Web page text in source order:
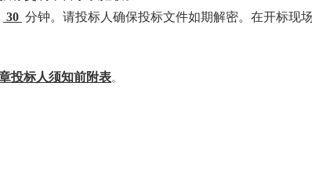
30 分钟。请投标人确保投标文件如期解密。在开标现
投标人须知前附表。